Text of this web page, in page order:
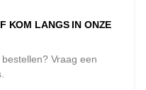
KOM LANGS IN ONZE
Vraag een